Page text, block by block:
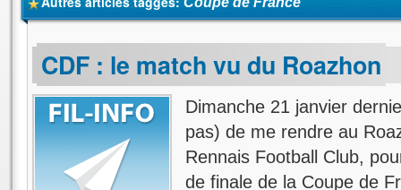
CDF : le match vu du Roazhon
Dimanche 21 janvier
pas) de me rendre au
Rennais Football Club,
de finale de la Coupe de